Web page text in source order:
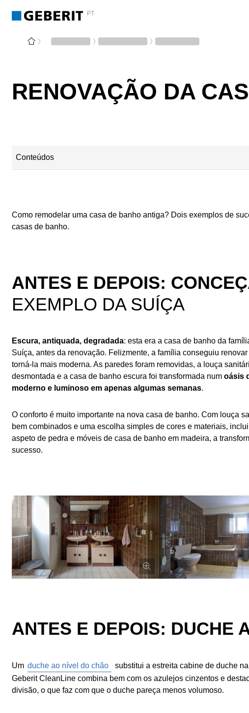
PT
RENOVAÇÃO DA
Conteúdos
Opções de renovação de azulejos
Renovação de casas de banho: dicas e inspiração
Como remodelar uma casa de banho antiga? Dois exemplos de
casas de banho.
ANTES E DEPOIS:
EXEMPLO DA SUÍÇA
Escura, antiquada, degradada: esta era a casa de banho da
Suíça, antes da renovação. Felizmente, a família conseguiu
torná-la mais moderna. As paredes foram removidas, a louça
desmontada e a casa de banho escura foi transformada num oásis
moderno e luminoso em apenas algumas semanas.
O conforto é muito importante na nova casa de banho. Com louça
bem combinados e uma escolha simples de cores e materiais,
aspeto de pedra e móveis de casa de banho em madeira, a
sucesso.
ANTES E DEPOIS: DUCHE
Um duche ao nível do chão substitui a estreita cabine de duche
Geberit CleanLine combina bem com os azulejos cinzentos e
divisão, o que faz com que o duche pareça menos volumoso.